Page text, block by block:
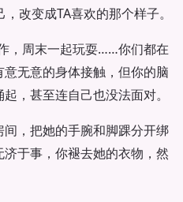
改变成TA喜欢的那个样子。
，周末一起玩耍……你们都在
无意的身体接触，但你的脑
，甚至连自己也没法面对。
，把她的手腕和脚踝分开绑
于事，你褪去她的衣物，然